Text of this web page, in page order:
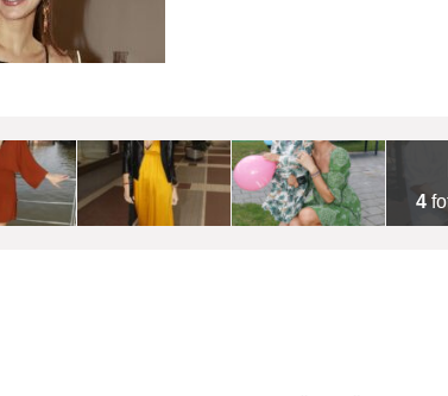
4